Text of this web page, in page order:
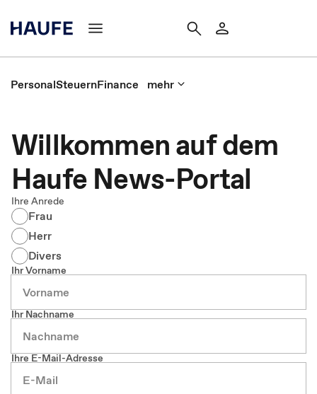
PersonalSteuernFinance mehr
Willkommen auf dem
Haufe News-Portal
Ihre Anrede
Frau
Herr
Divers
Ihr Vorname
Ihr Nachname
Ihre E-Mail-Adresse